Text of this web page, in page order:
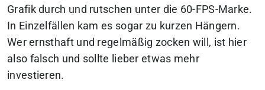
Grafik durch und rutschen unter die 60-FPS-Marke.
In Einzelfällen kam es sogar zu kurzen Hängern.
Wer ernsthaft und regelmäßig zocken will, ist hier
also falsch und sollte lieber etwas mehr
investieren.